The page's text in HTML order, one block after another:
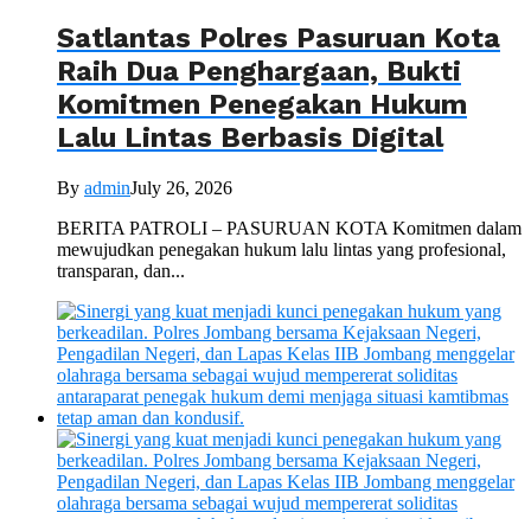
Satlantas Polres Pasuruan Kota
Raih Dua Penghargaan, Bukti
Komitmen Penegakan Hukum
Lalu Lintas Berbasis Digital
By adminJuly 26, 2026
BERITA PATROLI – PASURUAN KOTA Komitmen dalam
mewujudkan penegakan hukum lalu lintas yang profesional,
transparan, dan...